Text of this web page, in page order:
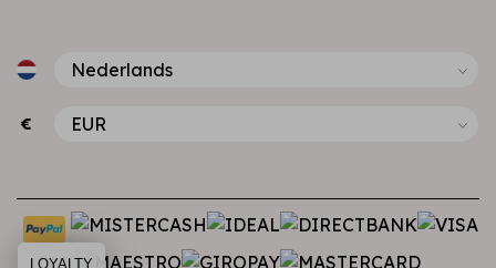
€
LOYALTY